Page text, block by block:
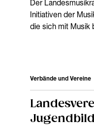
Der
Initiativen der
die sich mit Musik
Verbände und Vereine